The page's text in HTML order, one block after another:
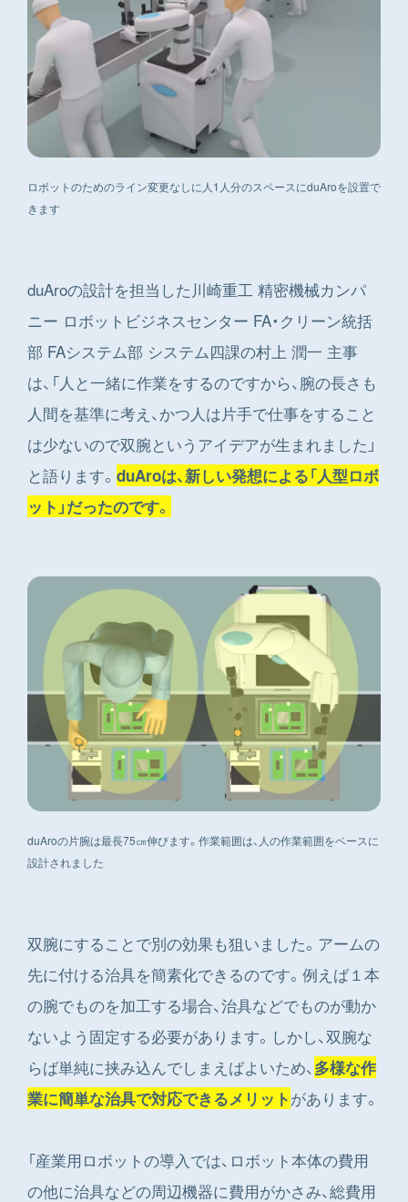
ロボットのためのライン変更なしに人1人分のスペースにduAroを設置で
きます
duAroの設計を担当した川崎重工 精密機械カンパ
ニー ロボットビジネスセンター FA・クリーン統括
部 FAシステム部 システム四課の村上 潤一 主事
は、「人と一緒に作業をするのですから、腕の長さも
人間を基準に考え、かつ人は片手で仕事をすること
は少ないので双腕というアイデアが生まれました」
と語ります。 duAroは、新しい発想による「人型ロボ
ット」だったのです。
duAroの片腕は最長75㎝伸びます。作業範囲は、人の作業範囲をベースに
設計されました
双腕にすることで別の効果も狙いました。アームの
先に付ける治具を簡素化できるのです。例えば１本
の腕でものを加工する場合、治具などでものが動か
ないよう固定する必要があります。しかし、双腕な
らば単純に挟み込んでしまえばよいため、多様な作
業に簡単な治具で対応できるメリットがあります。
「産業用ロボットの導入では、ロボット本体の費用
の他に治具などの周辺機器に費用がかさみ、総費用